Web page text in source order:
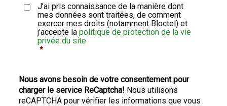
J’ai pris connaissance de la manière dont
mes données sont traitées, de comment
exercer mes droits (notamment Bloctel) et
j’accepte la politique de protection de la vie
privée du site
*
Nous avons besoin de votre consentement pour
charger le service ReCaptcha! Nous utilisons
reCAPTCHA pour vérifier les informations que vous